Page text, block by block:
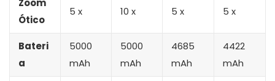
Zoom
Ótico
5 x 10 x 5 x 5 x
Bateri
a
5000
mAh
5000
mAh
4685
mAh
4422
mAh